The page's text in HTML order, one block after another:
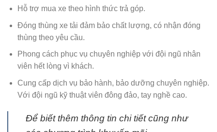
Hỗ trợ mua xe theo hình thức trả góp.
Đóng thùng xe tải đảm bảo chất lượng, có nhận đóng
thùng theo yêu cầu.
Phong cách phục vụ chuyên nghiệp với đội ngũ nhân
viên hết lòng vì khách.
Cung cấp dịch vụ bảo hành, bảo dưỡng chuyên nghiệp.
Với đội ngũ kỹ thuật viên đông đảo, tay nghề cao.
Để biết thêm thông tin chi tiết cũng như